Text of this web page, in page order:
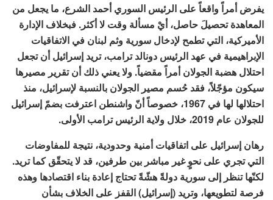
يفرض أمراً واقعاً على الرئيس السوري أحمد الشرع، ما يجعل من
المعاهدة تحصيلَ حاصل، أيْ مسألة وقت لا أكثر. فبخلاف الإدارة
الأميركية، التي تطمح لإدخال سورية وثم لبنان في الاتفاقيات
الإبراهيمية في عهد الرئيس دونالد ترامب، تريد إسرائيل أن تجعل
احتلال هضبة الجولان أمراً مقضياً. ولا يعني ذلك أن تقرير مصيرها
سيكون مؤجّلاً، فقد حُسم مصير الجولان بالنسبة لإسرائيل، منذ
احتلالها لها في 1967، خصوصاً أنّ واشنطن اعترفت بضمّ إسرائيل
للجولان عام 2019، خلال ولاية الرئيس ترامب الأولى.
رهان إسرائيل على اتفاقيات أمنية وحدودية، نتيجة للمفاوضات
التي تجري على نحوٍ غير مباشر بين طرفين، قد لا يتحقّق كما تريد.
لكنّها تنظر إلى سورية دولةً هشّةً تحتاج إعادة بناء اقتصادها وهذه
فرصة لتطويعها، وتريد (إسرائيل) القفز على الخلاف بشأن